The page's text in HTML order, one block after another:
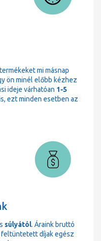
mi másnap
ön minél előbb kézhez
ideje várhatóan 1-5
ezt minden esetben az
súlyától. Áraink bruttó
feltüntetett díjak egész